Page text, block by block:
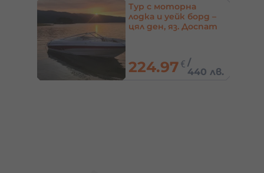
Тур с моторна
лодка и уейк борд –
цял ден, яз. Доспат
224.97 € /
440 лв.